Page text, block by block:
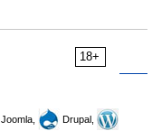
18+
Joomla,
Drupal,